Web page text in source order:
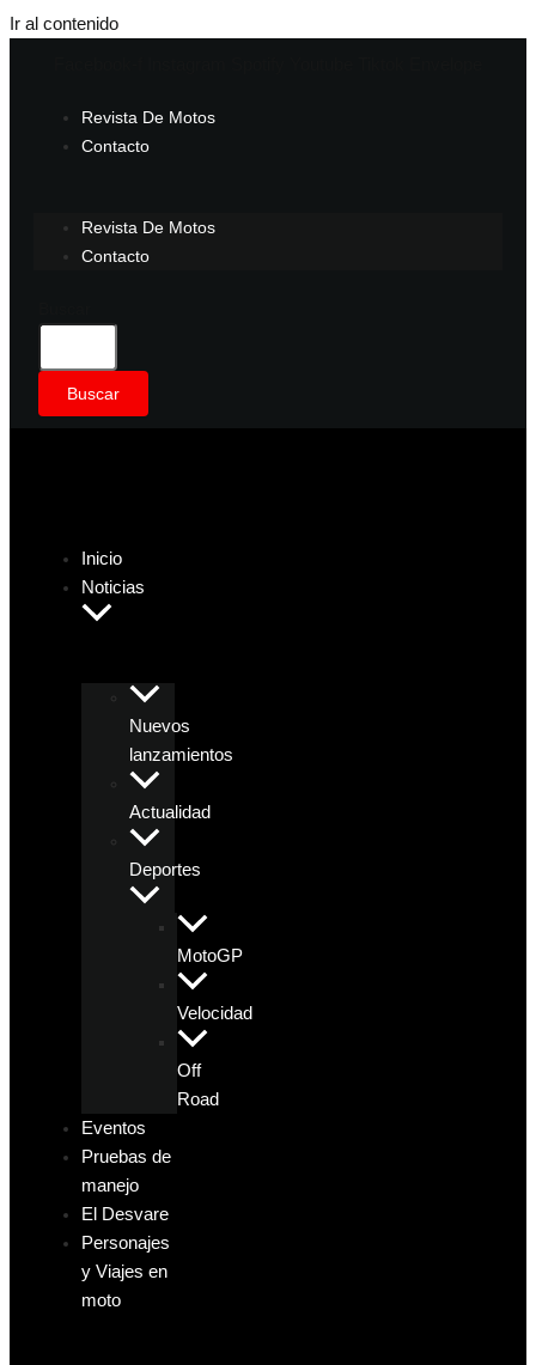
Ir al contenido
Revista De Motos
Contacto
Revista De Motos
Contacto
Buscar
Inicio
Noticias
Nuevos
lanzamientos
Actualidad
Deportes
MotoGP
Velocidad
Off
Road
Eventos
Pruebas de
manejo
El Desvare
Personajes
y Viajes en
moto